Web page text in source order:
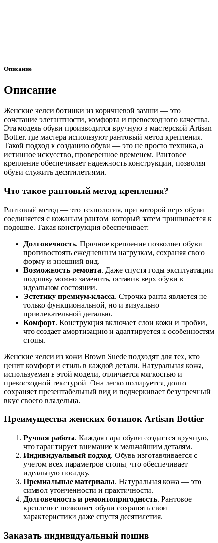
Описание
Описание
Женские челси ботинки из коричневой замши — это
сочетание элегантности, комфорта и превосходного качества.
Эта модель обуви производится вручную в мастерской Artisan
Bottier, где мастера используют рантовый метод крепления.
Такой подход к созданию обуви — это не просто техника, а
истинное искусство, проверенное временем. Рантовое
крепление обеспечивает надежность конструкции, позволяя
обуви служить десятилетиями.
Что такое рантовый метод крепления?
Рантовый метод — это технология, при которой верх обуви
соединяется с кожаным рантом, который затем пришивается к
подошве. Такая конструкция обеспечивает:
Долговечность. Прочное крепление позволяет обуви
противостоять ежедневным нагрузкам, сохраняя свою
форму и внешний вид.
Возможность ремонта. Даже спустя годы эксплуатации
подошву можно заменить, оставив верх обуви в
идеальном состоянии.
Эстетику премиум-класса. Строчка ранта является не
только функциональной, но и визуально
привлекательной деталью.
Комфорт. Конструкция включает слои кожи и пробки,
что создает амортизацию и адаптируется к особенностям
стопы.
Женские челси из кожи Brown Suede подходят для тех, кто
ценит комфорт и стиль в каждой детали. Натуральная кожа,
используемая в этой модели, отличается мягкостью и
превосходной текстурой. Она легко полируется, долго
сохраняет презентабельный вид и подчеркивает безупречный
вкус своего владельца.
Преимущества женских ботинок Artisan Bottier
Ручная работа. Каждая пара обуви создается вручную,
что гарантирует внимание к мельчайшим деталям.
Индивидуальный подход. Обувь изготавливается с
учетом всех параметров стопы, что обеспечивает
идеальную посадку.
Премиальные материалы. Натуральная кожа — это
символ утонченности и практичности.
Долговечность и ремонтопригодность. Рантовое
крепление позволяет обуви сохранять свои
характеристики даже спустя десятилетия.
Заказать индивидуальный пошив